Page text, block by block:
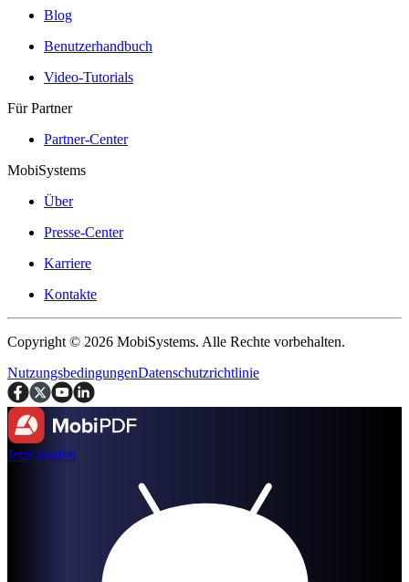
Blog
Benutzerhandbuch
Video-Tutorials
Für Partner
Partner-Center
MobiSystems
Über
Presse-Center
Karriere
Kontakte
Copyright © 2026 MobiSystems. Alle Rechte vorbehalten.
NutzungsbedingungenDatenschutzrichtlinie
Jetzt kaufen